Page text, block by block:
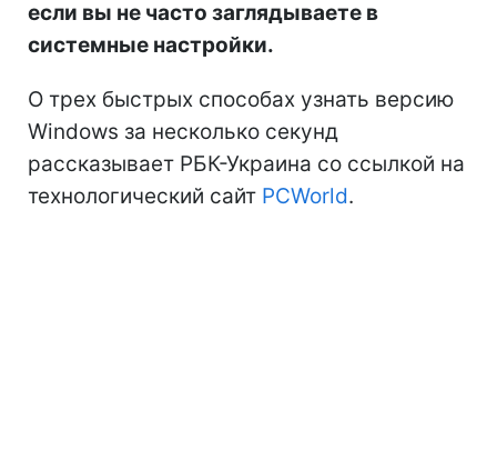
если вы не часто заглядываете в
системные настройки.
О трех быстрых способах узнать версию
Windows за несколько секунд
рассказывает РБК-Украина со ссылкой на
технологический сайт PCWorld.